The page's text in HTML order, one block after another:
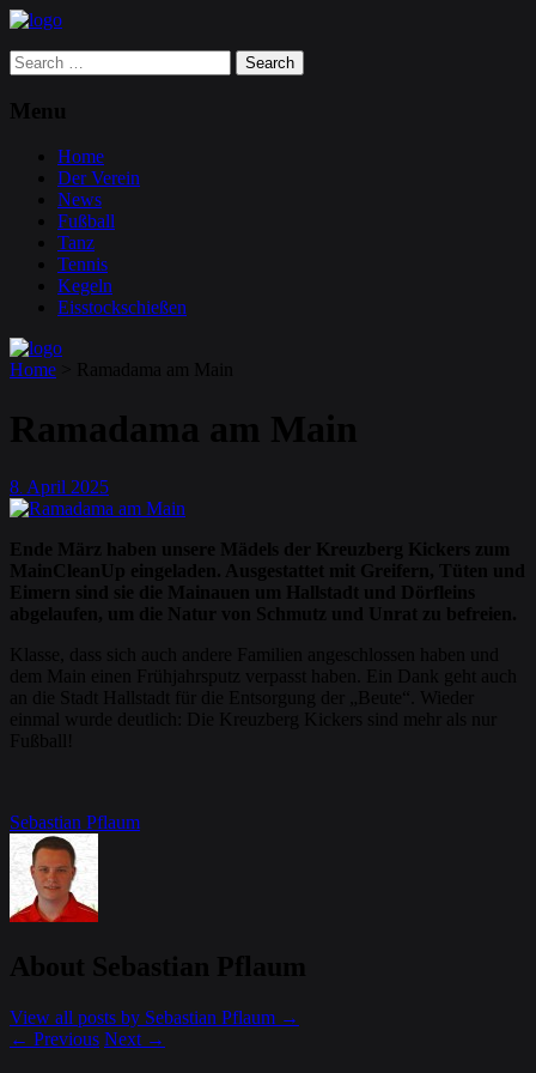
Search
for:
Menu
Home
Der Verein
News
Fußball
Tanz
Tennis
Kegeln
Eisstockschießen
Home Ramadama am Main
Ramadama am Main
8. April 2025
Ende März haben unsere Mädels der Kreuzberg Kickers zum
MainCleanUp eingeladen. Ausgestattet mit Greifern, Tüten und
Eimern sind sie die Mainauen um Hallstadt und Dörfleins
abgelaufen, um die Natur von Schmutz und Unrat zu befreien.
Klasse, dass sich auch andere Familien angeschlossen haben und
dem Main einen Frühjahrsputz verpasst haben. Ein Dank geht auch
an die Stadt Hallstadt für die Entsorgung der „Beute“. Wieder
einmal wurde deutlich: Die Kreuzberg Kickers sind mehr als nur
Fußball!
Sebastian Pflaum
About Sebastian Pflaum
View all posts by Sebastian Pflaum →
← Previous Next →